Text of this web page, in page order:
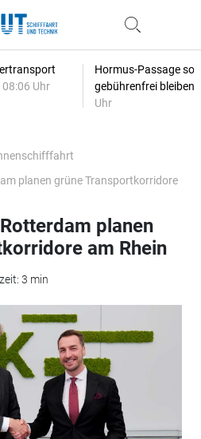
Uhr
Hormus-Passage
gebührenfrei bleiben
Uhr
planen grüne Transportkorridore
planen
am Rhein
3 min